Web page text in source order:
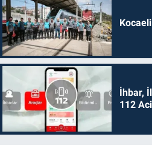
İhbar,
112